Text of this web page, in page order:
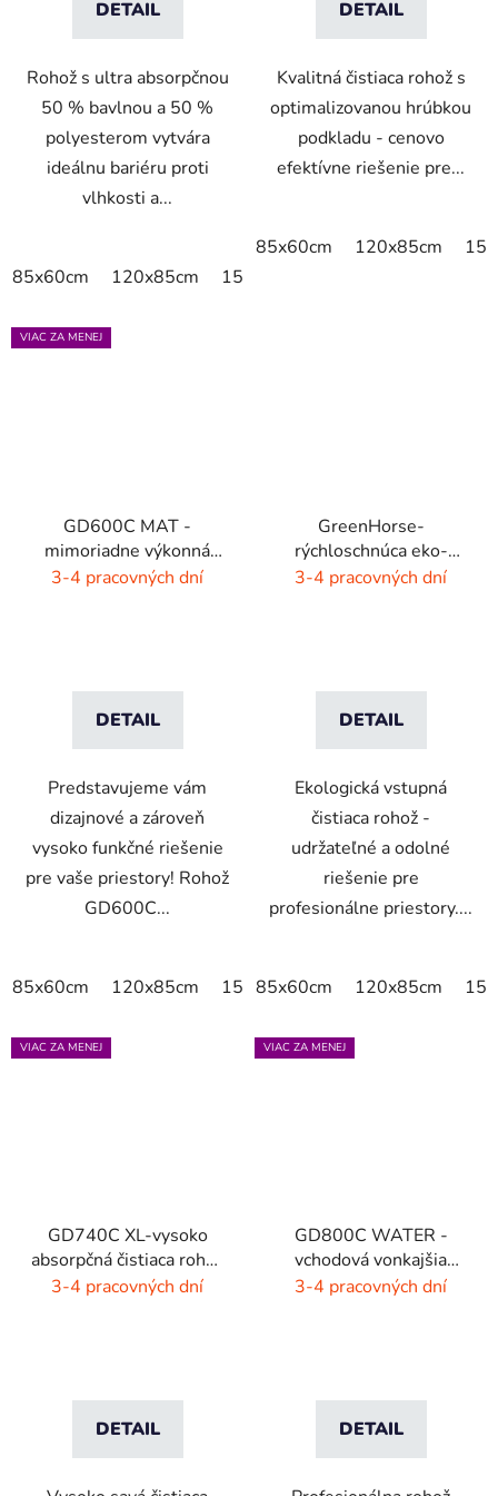
DETAIL
Rohož s ultra absorpčnou
50 % bavlnou a 50 %
polyesterom vytvára
ideálnu bariéru proti
vlhkosti a...
85x60cm 120x85cm 150x85cm
DETAIL
Kvalitná čistiaca rohož s
optimalizovanou hrúbkou
podkladu - cenovo
efektívne riešenie pre...
85x60cm 120x85cm
VIAC ZA MENEJ
GD600C MAT -
mimoriadne výkonná
čistiaca rohož - 9 farieb
3-4 pracovných dní
DETAIL
Predstavujeme vám
dizajnové a zároveň
vysoko funkčné riešenie
pre vaše priestory! Rohož
GD600C...
85x60cm 120x85cm 150x85cm 175x115cm
GreenHorse-
rýchloschnúca eko-
rohož - dýmovo čierna
3-4 pracovných dní
DETAIL
Ekologická vstupná
čistiaca rohož -
udržateľné a odolné
riešenie pre
profesionálne priestory....
85x60cm 120x85cm
VIAC ZA MENEJ
GD740C XL-vysoko
absorpčná čistiaca rohož
- 4 farby
3-4 pracovných dní
DETAIL
VIAC ZA MENEJ
GD800C WATER -
vchodová vonkajšia
rohož - hnedá - čierna
3-4 pracovných dní
DETAIL